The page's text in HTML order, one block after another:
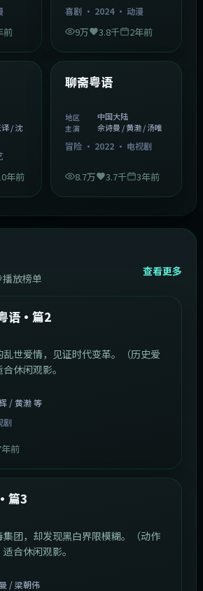
前
喜剧· 2024· 动漫
9万 3.8千 2年前
/ 沈
年前
精选
聊斋粤语
地区 中国大陆
主演 佘诗曼 / 黄渤 / 汤唯
冒险· 2022· 电视剧
8.7万 3.7千 3年前
放榜单
查看更多
44:14
语·篇2
世爱情，见证时代变革。（历史爱
休闲观影。
/ 黄渤 等
剧
前
篇3
团，却发现黑白界限模糊。（动作
合休闲观影。
/ 梁朝伟